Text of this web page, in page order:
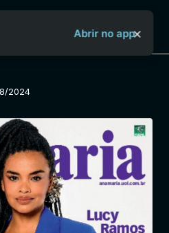
Sobre o Aya Bancah
Início
Revistas
Abrir no app×
2024